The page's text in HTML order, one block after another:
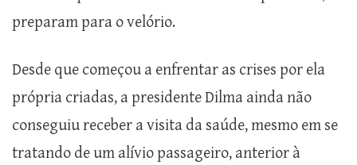
preparam para o velório.
Desde que começou a enfrentar as crises por ela
própria criadas, a presidente Dilma ainda não
conseguiu receber a visita da saúde, mesmo em se
tratando de um alívio passageiro, anterior à